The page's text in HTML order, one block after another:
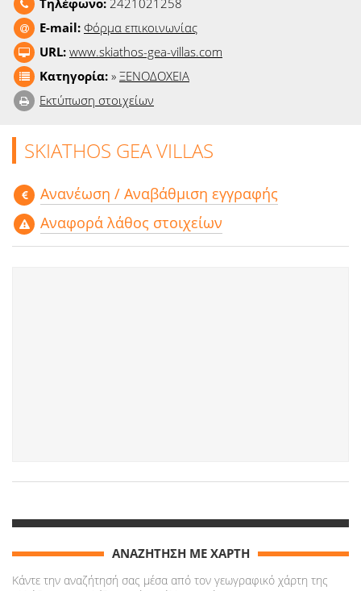
Ειδήσεις
Παιχνίδια
Ραδιόφωνο
Τηλέφωνο: 2421021258
E-mail: Φόρμα επικοινωνίας
URL: www.skiathos-gea-villas.com
Κατηγορία: » ΞΕΝΟΔΟΧΕΙΑ
Εκτύπωση στοιχείων
SKIATHOS GEA VILLAS
Aνανέωση / Αναβάθμιση εγγραφής
Αναφορά λάθος στοιχείων
ΑΝΑΖΗΤΗΣΗ ΜΕ ΧΑΡΤΗ
Κάντε την αναζήτησή σας μέσα από τον γεωγραφικό χάρτη της